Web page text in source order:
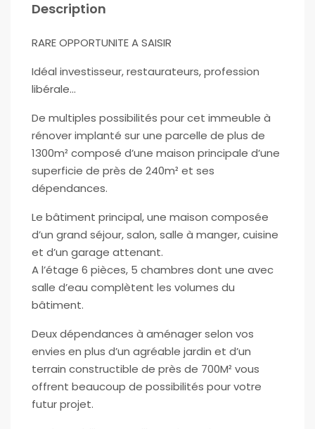
Description
RARE OPPORTUNITE A SAISIR
Idéal investisseur, restaurateurs, profession
libérale…
De multiples possibilités pour cet immeuble à
rénover implanté sur une parcelle de plus de
1300m² composé d’une maison principale d’une
superficie de près de 240m² et ses
dépendances.
Le bâtiment principal, une maison composée
d’un grand séjour, salon, salle à manger, cuisine
et d’un garage attenant.
A l’étage 6 pièces, 5 chambres dont une avec
salle d’eau complètent les volumes du
bâtiment.
Deux dépendances à aménager selon vos
envies en plus d’un agréable jardin et d’un
terrain constructible de près de 700M² vous
offrent beaucoup de possibilités pour votre
futur projet.